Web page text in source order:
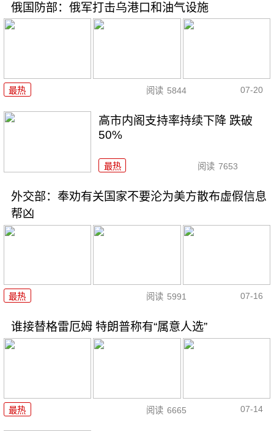
俄国防部：俄军打击乌港口和油气设施
最热 阅读 5844 07-20
高市内阁支持率持续下降 跌破
50%
最热 阅读 7653
外交部：奉劝有关国家不要沦为美方散布虚假信息
帮凶
最热 阅读 5991 07-16
谁接替格雷厄姆 特朗普称有“属意人选”
最热 阅读 6665 07-14